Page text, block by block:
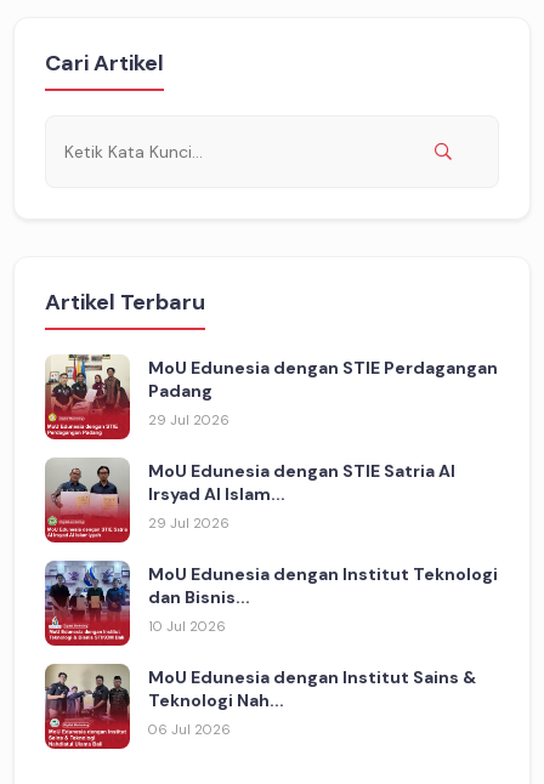
Cari Artikel
Artikel Terbaru
MoU Edunesia dengan STIE Perdagangan
Padang
29 Jul 2026
MoU Edunesia dengan STIE Satria Al
Irsyad Al Islam...
29 Jul 2026
MoU Edunesia dengan Institut Teknologi
dan Bisnis...
10 Jul 2026
MoU Edunesia dengan Institut Sains &
Teknologi Nah...
06 Jul 2026